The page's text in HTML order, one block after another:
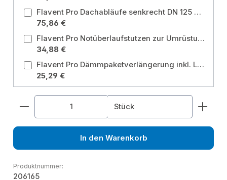
Flavent Pro Dachabläufe senkrecht DN 125 mit Universal Klemm- und Schweißflansch ø 490mm Ausführung: Universal Klemm- und Schweißflansch für Bitumen und Kunststoff / Durchmesser: DN 125
75,86 €
Flavent Pro Notüberlaufstutzen zur Umrüstung von Dachabläufen als Notüberlauf, max. Anstauhöhe 80mm
34,88 €
Flavent Pro Dämmpaketverlängerung inkl. Lippendichtung Durchmesser: DN 160
25,29 €
Produkt Anzahl: Gib den gewünschten Wert
Stück
In den Warenkorb
Produktnummer:
206165